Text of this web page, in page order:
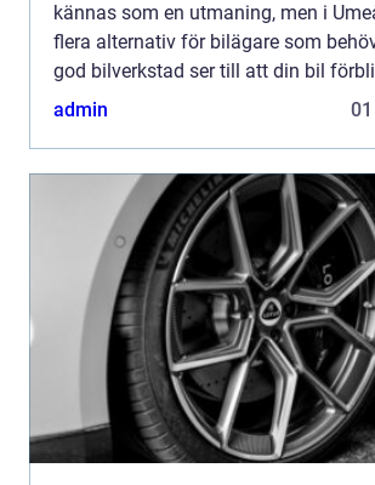
kännas som en utmaning, men i
flera alternativ för bilägare som
god bilverkstad ser till att din bil
admin